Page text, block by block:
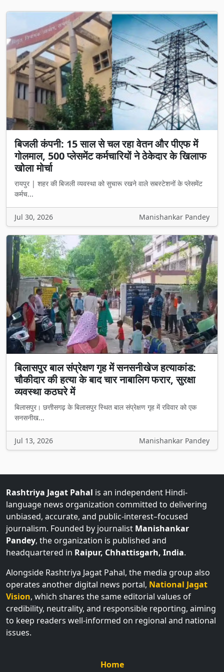
बिजली कंपनी: 15 साल से चल रहा वेतन और पीएफ में
गोलमाल, 500 प्लेसमेंट कर्मचारियों ने ठेकेदार के खिलाफ
खोला मोर्चा
रायपुर | शहर की बिजली व्यवस्था को सुचारू रखने वाले सबस्टेशनों के प्लेसमेंट
कर्मच...
Jul 30, 2026 Manishankar Pandey
बिलासपुर बाल संप्रेक्षण गृह में सनसनीखेज हत्याकांड:
चौकीदार की हत्या के बाद चार नाबालिग फरार, सुरक्षा
व्यवस्था कठघरे में
बिलासपुर। छत्तीसगढ़ के बिलासपुर स्थित बाल संप्रेक्षण गृह में रविवार को एक
सनसनीख...
Jul 13, 2026 Manishankar Pandey
Rashtriya Jagat Pahal is an independent Hindi-
language news organization committed to delivering
unbiased, accurate, and public-interest–focused
journalism. Founded by journalist Manishankar
Pandey, the organization is published and
headquartered in Raipur, Chhattisgarh, India.
Alongside Rashtriya Jagat Pahal, the media group also
operates another digital news portal, National Jagat
Vision, which shares the same editorial values of
credibility, neutrality, and responsible reporting, aiming
to keep readers well-informed on regional and national
issues.
Home